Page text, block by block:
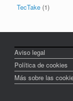
TecTake (1)
Aviso legal
Política de cookies
Más sobre las